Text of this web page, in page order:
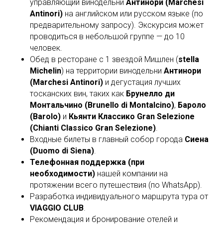
управляющий винодельни Антинори (Marchesi
Antinori) на английском или русском языке (по
предварительному запросу). Экскурсия может
проводиться в небольшой группе — до 10
человек.
Обед в ресторане с 1 звездой Мишлен (stella
Michelin) на территории винодельни Антинори
(Marchesi Antinori) и дегустация лучших
тосканских вин, таких как Брунелло ди
Монтальчино (Brunello di Montalcino), Бароло
(Barolo) и Кьянти Классико Gran Selezione
(Chianti Classico Gran Selezione)
Входные билеты в главный собор города Сиена
(Duomo di Siena)
Телефонная поддержка (при
необходимости) нашей компании на
протяжении всего путешествия (по WhatsApp).
Разработка индивидуального маршрута тура от
VIAGGIO CLUB
Рекомендация и бронирование отелей и